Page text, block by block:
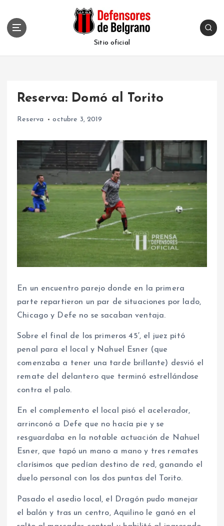
Sitio oficial
Reserva: Domó al Torito
Reserva octubre 3, 2019
En un encuentro parejo donde en la primera
parte repartieron un par de situaciones por lado,
Chicago y Defe no se sacaban ventaja.
Sobre el final de los primeros 45′, el juez pitó
penal para el local y Nahuel Esner (que
comenzaba a tener una tarde brillante) desvió el
remate del delantero que terminó estrellándose
contra el palo.
En el complemento el local pisó el acelerador,
arrinconó a Defe que no hacía pie y se
resguardaba en la notable actuación de Nahuel
Esner, que tapó un mano a mano y tres remates
clarísimos que pedían destino de red, ganando el
duelo personal con los dos puntas del Torito.
Pasado el asedio local, el Dragón pudo manejar
el balón y tras un centro, Aquilino le ganó en el